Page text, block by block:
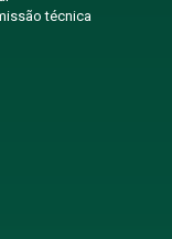
técnica